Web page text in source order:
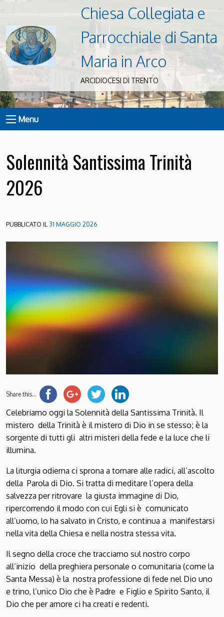
Chiesa Collegiata e
Parrocchiale di Santa
Maria in Arco
ARCIDIOCESI DI TRENTO
Menu
Solennità Santissima Trinità
2026
PUBBLICATO IL 31 MAGGIO 2026
Share this...
Celebriamo oggi la Solennità della Santissima Trinità. Il
mistero della Trinità è il mistero di Dio in se stesso; è la
sorgente di tutti gli altri misteri della fede e la luce che li
illumina.
La liturgia odierna ci sprona a tornare alle radici, all’ascolto
della Parola di Dio. Si tratta di meditare l’opera della
salvezza per ritrovare la giusta immagine di Dio,
ripercorrendo il modo con cui Egli si è comunicato
all’uomo, lo ha salvato in Cristo, e continua a manifestarsi
nella vita della Chiesa e nella nostra stessa vita.
Il segno della croce che tracciamo sul nostro corpo
all’inizio della preghiera personale o comunitaria (come la
Santa Messa) è la nostra professione di fede nel Dio uno
e trino, l’unico Dio che è Padre e Figlio e Spirito Santo, il
Dio che per amore ci ha creati e redenti.